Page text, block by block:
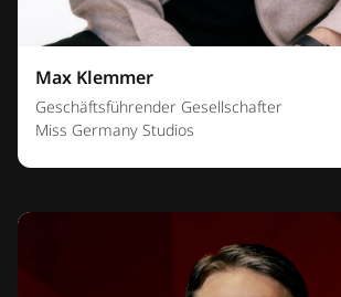
Max Klemmer
Geschäftsführender Gesellschafter
Miss Germany Studios